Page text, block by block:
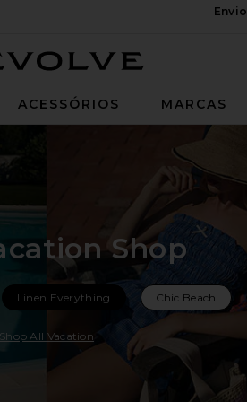
ACESSÓRIOS MARCAS
Shop
Linen Everything Chic Beach
Shop All Vacation